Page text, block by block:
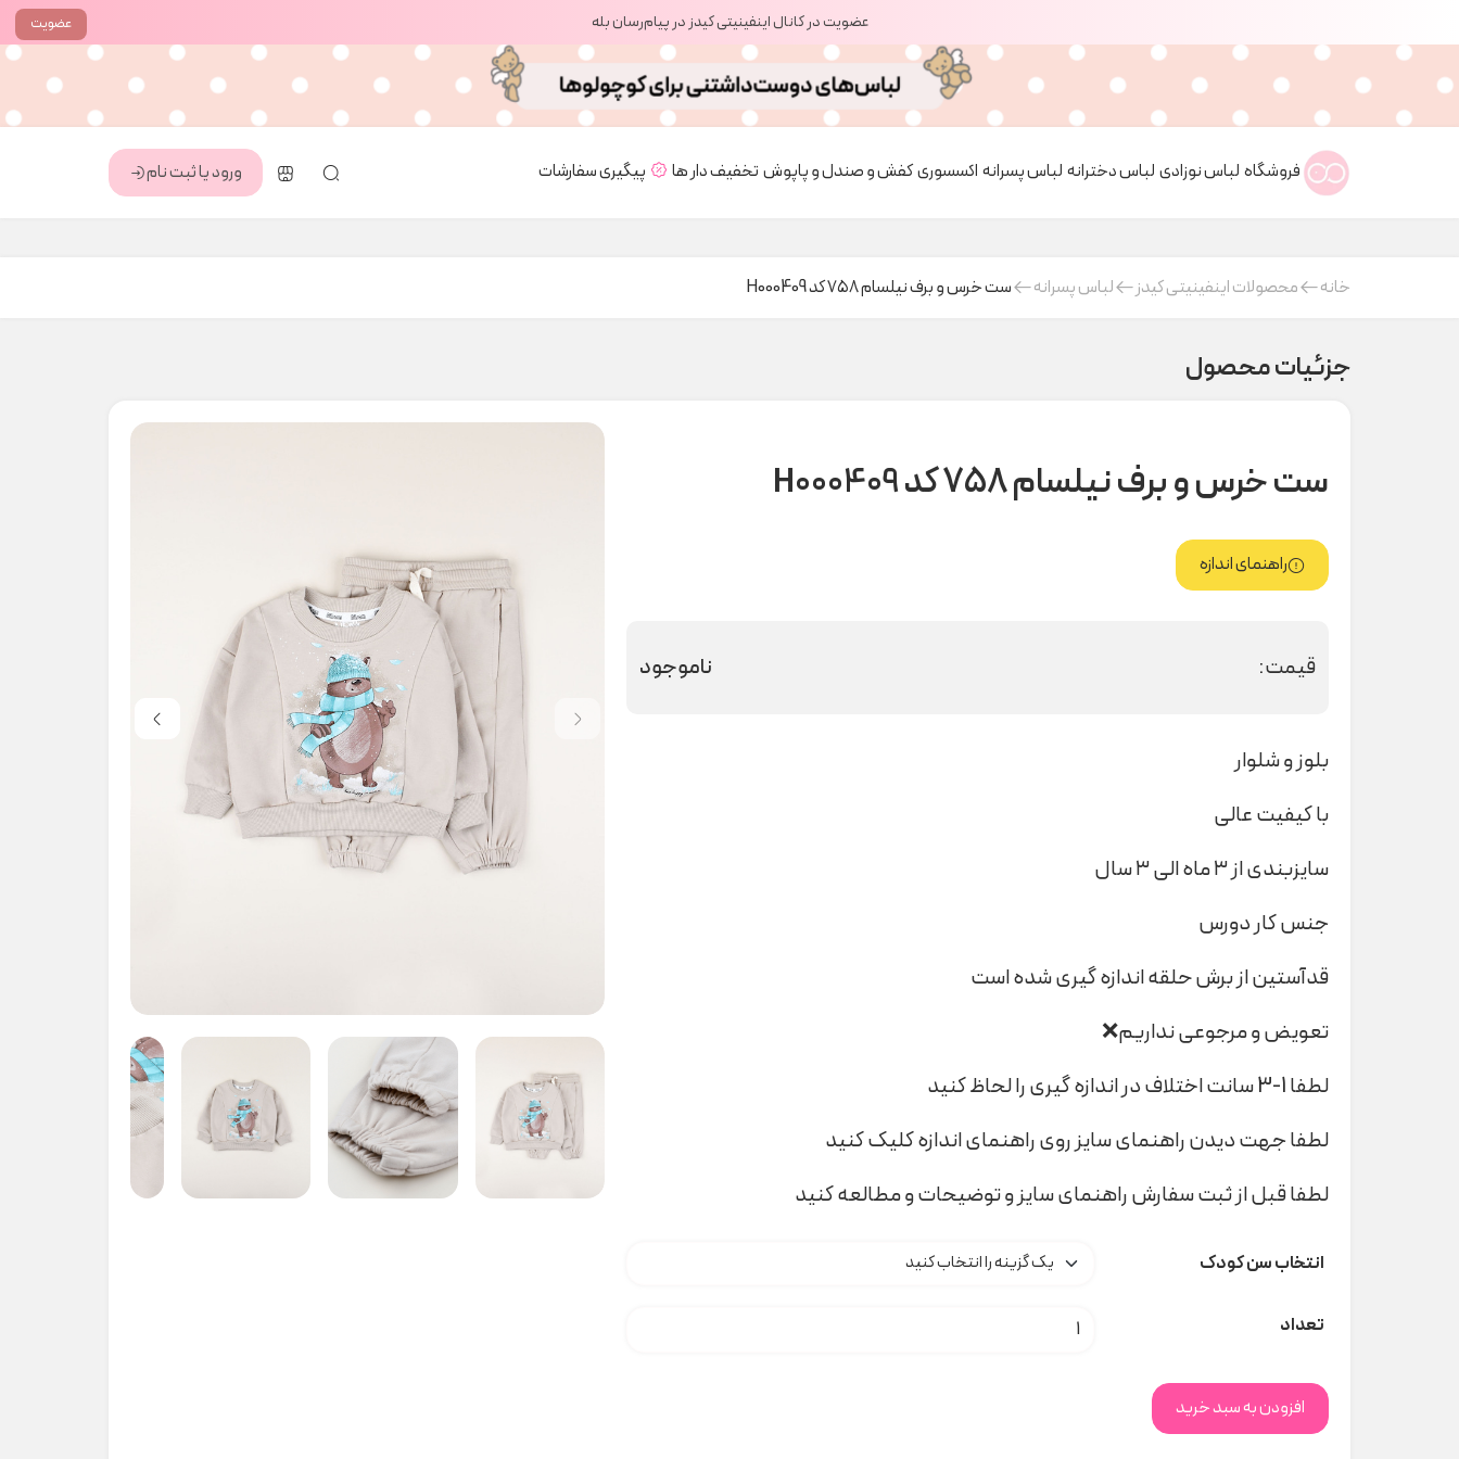
عضویت عضویت در کانال اینفینیتی کیدز در پیام‌رسان بله
فروشگاه لباس نوزادی لباس دخترانه لباس پسرانه اکسسوریکفش و صندل و پاپوش تخفیف دار ها پیگیری سفارشات ورود یا ثبت نام
خانه محصولات اینفینیتی کیدز لباس پسرانه ست خرس و برف نیلسام ۷۵۸ کد H000409
جزئیات محصول
ست خرس و برف نیلسام ۷۵۸ کد H000409
راهنمای اندازه
قیمت: ناموجود
بلوز و شلوار
با کیفیت عالی
سایزبندی از ۳ ماه الی ۳ سال
جنس کار دورس
قدآستین از برش حلقه اندازه گیری شده است
تعویض و مرجوعی نداریم❌
لطفا 1-3 سانت اختلاف در اندازه گیری را لحاظ کنید
لطفا جهت دیدن راهنمای سایز روی راهنمای اندازه کلیک کنید
لطفا قبل از ثبت سفارش راهنمای سایز و توضیحات و مطالعه کنید
انتخاب سن کودک
تعداد ست خرس و برف نیلسام ۷۵۸ کد H000409 عدد
افزودن به سبد خرید